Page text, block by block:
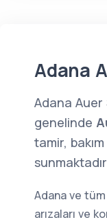
Adana
Adana Auer
genelinde
tamir,
Adana ve
arızaları ve